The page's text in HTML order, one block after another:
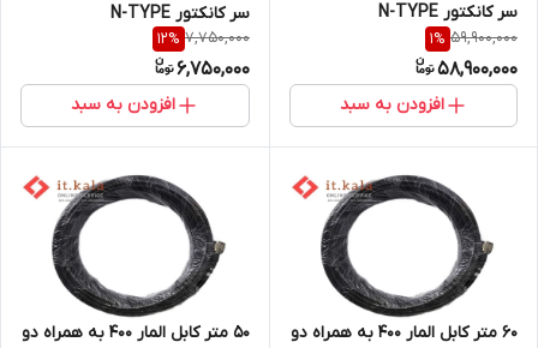
سر کانکتور N-TYPE
59,900,000
1%
58,900,000
افزودن به سبد
سر کانکتور N-TYPE
7,750,000
12%
6,750,000
افزودن به سبد
60 متر کابل المار 400 به همراه دو
50 متر کابل المار 400 به همراه دو